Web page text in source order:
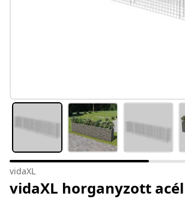
vidaXL
vidaXL horganyzott